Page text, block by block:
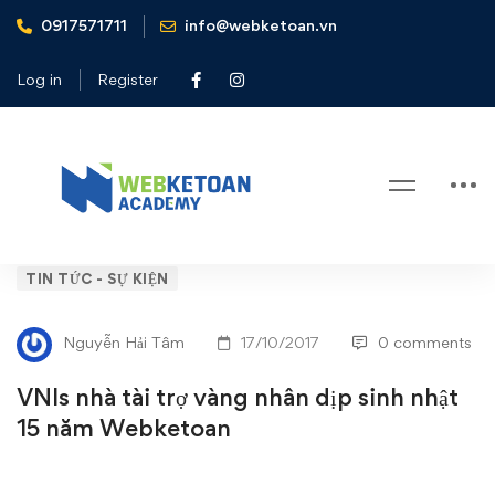
0917571711 info@webketoan.vn
Log in Register
Home
Tin tức - Sự kiện
VNIs
nhà
tài
trợ
TIN TỨC - SỰ KIỆN
Nguyễn Hải Tâm 17/10/2017 0 comments
VNIs nhà tài trợ vàng nhân dịp sinh nhật
15 năm Webketoan